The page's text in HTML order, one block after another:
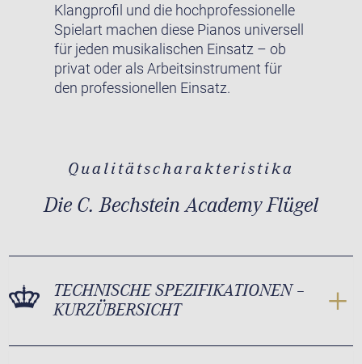
Klangprofil und die hochprofessionelle
Spielart machen diese Pianos universell
für jeden musikalischen Einsatz – ob
privat oder als Arbeitsinstrument für
den professionellen Einsatz.
Qualitätscharakteristika
Die C. Bechstein Academy Flügel
TECHNISCHE SPEZIFIKATIONEN –
KURZÜBERSICHT